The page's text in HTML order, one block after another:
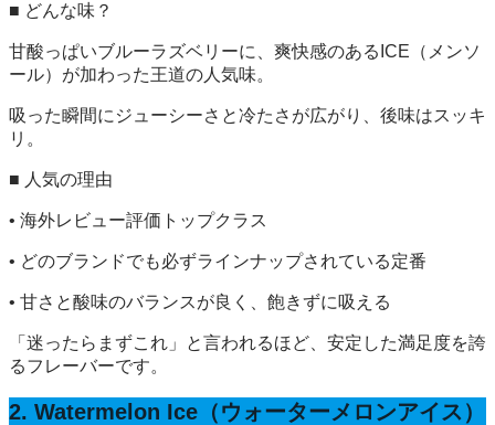
■ どんな味？
甘酸っぱいブルーラズベリーに、爽快感のあるICE（メンソ
ール）が加わった王道の人気味。
吸った瞬間にジューシーさと冷たさが広がり、後味はスッキ
リ。
■ 人気の理由
• 海外レビュー評価トップクラス
• どのブランドでも必ずラインナップされている定番
• 甘さと酸味のバランスが良く、飽きずに吸える
「迷ったらまずこれ」と言われるほど、安定した満足度を誇
るフレーバーです。
2. Watermelon Ice（ウォーターメロンアイス）